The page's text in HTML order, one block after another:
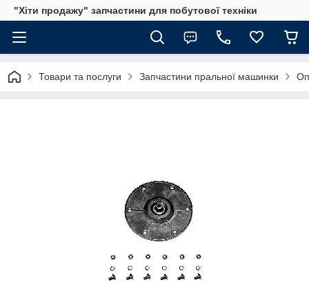
"Хіти продажу" запчастини для побутової техніки
Товари та послуги Запчастини пральної машинки